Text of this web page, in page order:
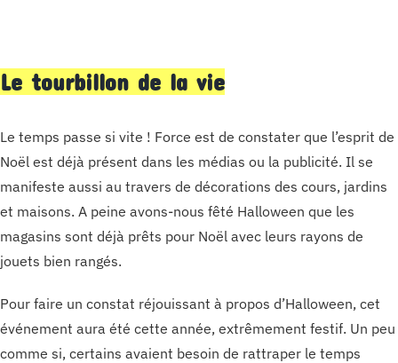
Le tourbillon de la vie
Le temps passe si vite ! Force est de constater que l’esprit de
Noël est déjà présent dans les médias ou la publicité. Il se
manifeste aussi au travers de décorations des cours, jardins
et maisons. A peine avons-nous fêté Halloween que les
magasins sont déjà prêts pour Noël avec leurs rayons de
jouets bien rangés.
Pour faire un constat réjouissant à propos d’Halloween, cet
événement aura été cette année, extrêmement festif. Un peu
comme si, certains avaient besoin de rattraper le temps